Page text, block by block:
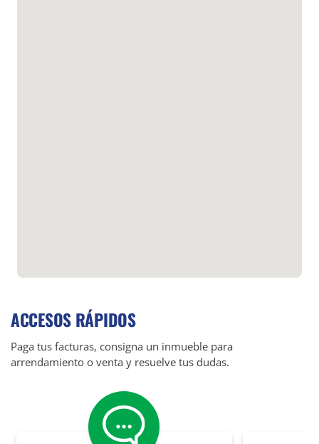
ACCESOS RÁPIDOS
Paga tus facturas, consigna un inmueble para
arrendamiento o venta y resuelve tus dudas.